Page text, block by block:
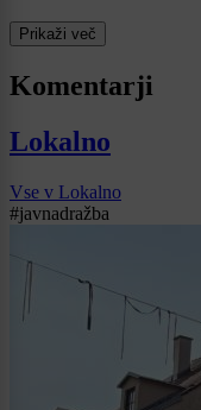
Prikaži več
Komentarji
Lokalno
Vse v Lokalno
#javnadražba